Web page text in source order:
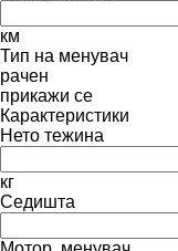
км
Тип на менувач
рачен
прикажи се
Карактеристики
Нето тежина
кг
Седишта